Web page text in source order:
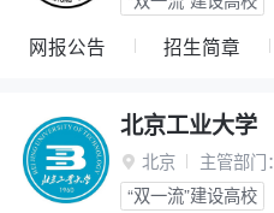
网报公告 招生简章
北京工业大学
 北京 主管部门：
“双一流”建设高校